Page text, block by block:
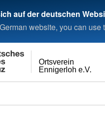
auf der deutschen
website, you can
Ennigerloh e.V.
Ortsverein